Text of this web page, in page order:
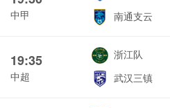
中甲
南通支云
19:35
中超
浙江队
武汉三镇